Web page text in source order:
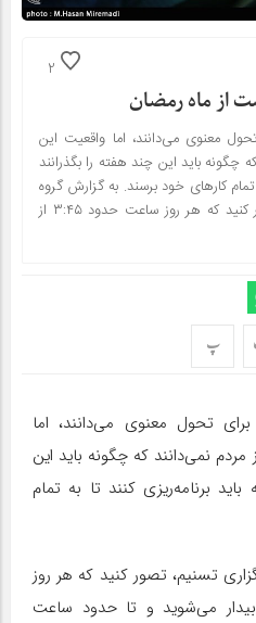
2
از ماه رمضان
معنوی می‌دانند، اما واقعیت این
باید این چند هفته را بگذرانند
تمام کارهای خود برسند. به گزارش گروه
رسانه های خبرگزاری تسنیم، تصور کنید که هر روز ساعت حدود ۳:۴۵ از
پ
تحول معنوی می‌دانند، اما
نمی‌دانند که چگونه باید این
برنامه‌ریزی کنند تا به تمام
تسنیم، تصور کنید که هر روز
از خواب بیدار می‌شوید و تا حدود ساعت